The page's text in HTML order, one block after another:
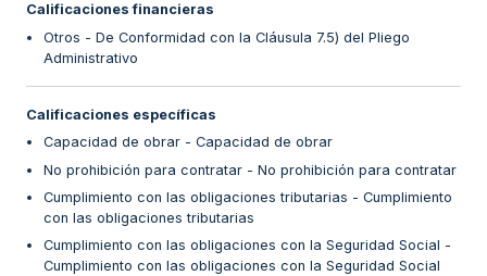
Calificaciones financieras
Otros - De Conformidad con la Cláusula 7.5) del Pliego
Administrativo
Calificaciones específicas
Capacidad de obrar - Capacidad de obrar
No prohibición para contratar - No prohibición para contratar
Cumplimiento con las obligaciones tributarias - Cumplimiento
con las obligaciones tributarias
Cumplimiento con las obligaciones con la Seguridad Social -
Cumplimiento con las obligaciones con la Seguridad Social